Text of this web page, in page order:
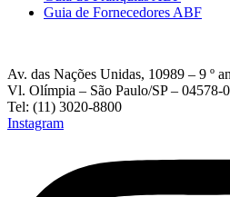
Guia de Fornecedores ABF
Av. das Nações Unidas, 10989 – 9 º
Vl. Olímpia – São Paulo/SP – 04578-
Tel: (11) 3020-8800
Instagram